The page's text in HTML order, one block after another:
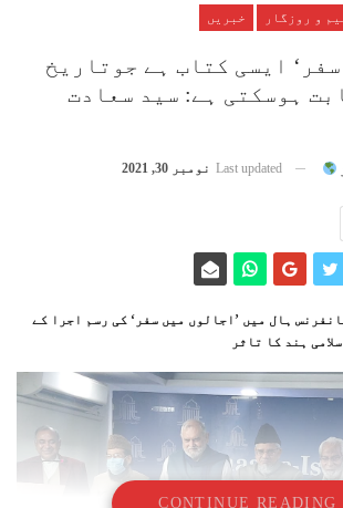
و روزگار خبریں
ایسی کتاب ہے جوتاریخ
ہوسکتی ہے: سید سعادت
Last updated نومبر 30, 2021
ہال میں ’اجالوں میں سفر‘ کی رسم اجرا کے
ہند کا تاثر
CONTINUE READING